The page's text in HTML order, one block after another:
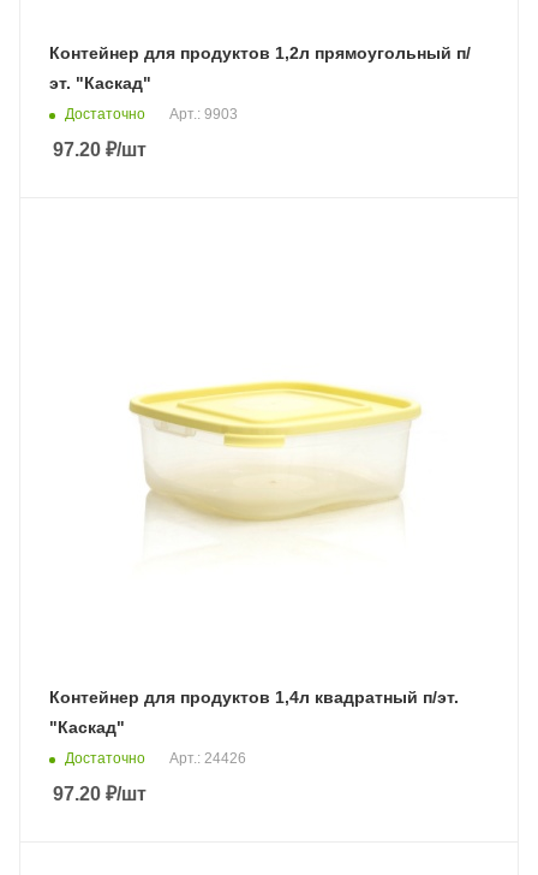
Контейнер для продуктов 1,2л прямоугольный п/
эт. "Каскад"
Достаточно Арт.: 9903
97.20 ₽/шт
Контейнер для продуктов 1,4л квадратный п/эт.
"Каскад"
Достаточно Арт.: 24426
97.20 ₽/шт